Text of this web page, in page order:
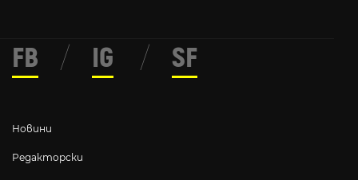
Новини
Редакторски
FB / IG / SF